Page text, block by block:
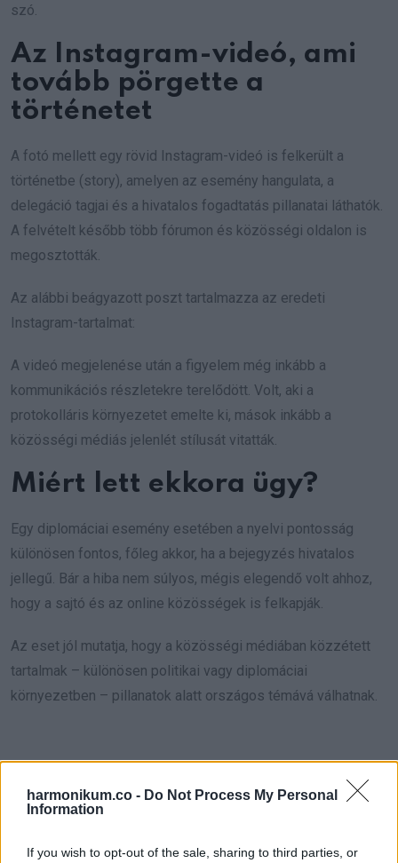
harmonikum.co - Do Not Process My Personal
Information
If you wish to opt-out of the sale, sharing to third parties, or
szó.
Az Instagram-videó, ami
tovább pörgette a
történetet
A fotó mellett egy rövid Instagram-videó is felkerült a
történetbe (story), amelyen az esemény hangulata, a
delegáció tagjai és a hivatalos fogadtatás pillanatai láthatók.
A felvételt később több fórumon és közösségi oldalon is
megosztották.
Az alábbi beágyazott poszt tartalmazza az eredeti
Instagram-tartalmat:
A videó megjelenése után a figyelem még inkább a
kommunikációs részletekre terelődött. Volt, aki a
protokolláris környezetet emelte ki, mások inkább a
közösségi médiás jelenlét stílusát vitatták.
Miért lett ekkora ügy?
Egy diplomáciai esemény esetében a nyelvi pontosság
különösen fontos, főleg akkor, ha a bejegyzés hivatalos
jellegű. Bár a hiba nem súlyos, mégis elegendő volt ahhoz,
hogy a sajtó és az online közösségek is felkapják.
Az eset jól mutatja, hogy a közösségi médiában közzétett
tartalmak – különösen politikai vagy diplomáciai
környezetben – pillanatok alatt országos témává válhatnak.